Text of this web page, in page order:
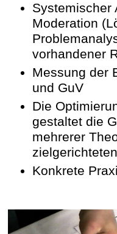
Systemischer
Moderation
vorhandener
Messung der
und GuV
Die
gestaltet die
mehrerer
Konkrete